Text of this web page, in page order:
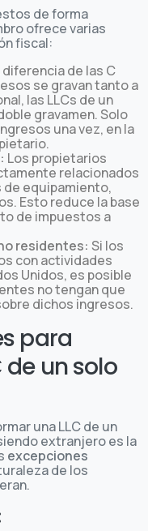
de forma
ofrece varias
fiscal:
diferencia de las C
se gravan tanto a
las LLCs de un
gravamen. Solo
una vez, en la
Los propietarios
relacionados
equipamiento,
Esto reduce la base
de impuestos a
residentes: Si los
con actividades
Unidos, es posible
no tengan que
dichos ingresos.
para
de un solo
una LLC de un
extranjero es la
excepciones
de los